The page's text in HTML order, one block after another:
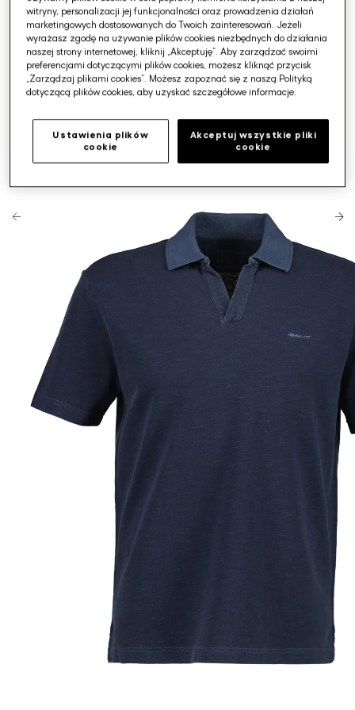
Otwórz
media
galerii
witryny, personalizacji jej funkcjonalności oraz prowadzenia działań
marketingowych dostosowanych do Twoich zainteresowań. Jeżeli
wyrażasz zgodę na używanie plików cookies niezbędnych do działania
naszej strony internetowej, kliknij „Akceptuję”. Aby zarządzać swoimi
preferencjami dotyczącymi plików cookies, możesz kliknąć przycisk
„Zarządzaj plikami cookies”. Możesz zapoznać się z naszą Polityką
dotyczącą plików cookies, aby uzyskać szczegółowe informacje.
Ustawienia plików
cookie
Akceptuj wszystkie pliki
cookie